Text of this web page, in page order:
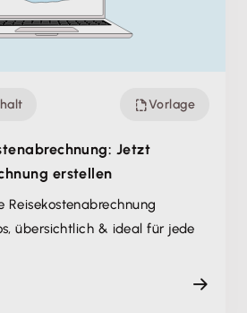
Vorlage
Jetzt
erstellen
Reisekosten­abrechnung
übersichtlich & ideal für jede